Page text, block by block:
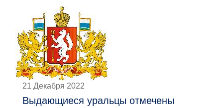
21 Декабря 2022
Выдающиеся уральцы отмечены